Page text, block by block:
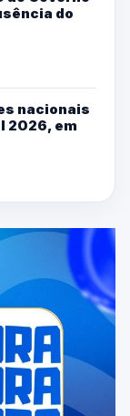
do
nacionais
2026, em